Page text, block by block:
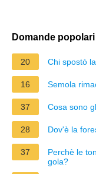
Domande popolari
20 Chi spostò
16 Semola
37 Cosa sono
28 Dov'è la
37
Perchè le
gola?